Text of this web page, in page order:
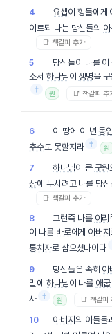
4 요셉이 형들에게
이르되 나는 당신들의
📑 책갈피 추가
5
당신들이 나를
소서 하나님이 생명을
†
원 📑 책갈피 추
6 이 땅에 이 년동
추수도 못할지라 † 원
7 하나님이 큰 구원
상에 두시려고 나를 당
📑 책갈피 추가
8 그런즉 나를 이리
이 나를 바로에게 아버지
통치자로 삼으셨나이다
9 당신들은 속히 아
말에 하나님이 나를 애굽
사 † 원 📑 책갈피
10 아버지 의 아들들